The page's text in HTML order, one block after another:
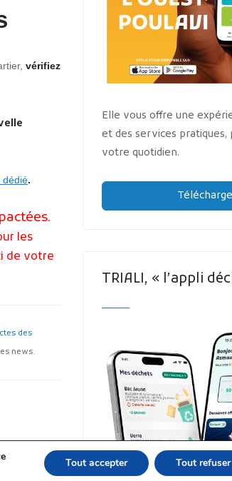
vérifiez
dédié.
les
de votre
des
news.
Elle vous offre une
et des services pratiques,
votre quotidien.
TRIALI, « l’appli
Tout accepter Tout refuser